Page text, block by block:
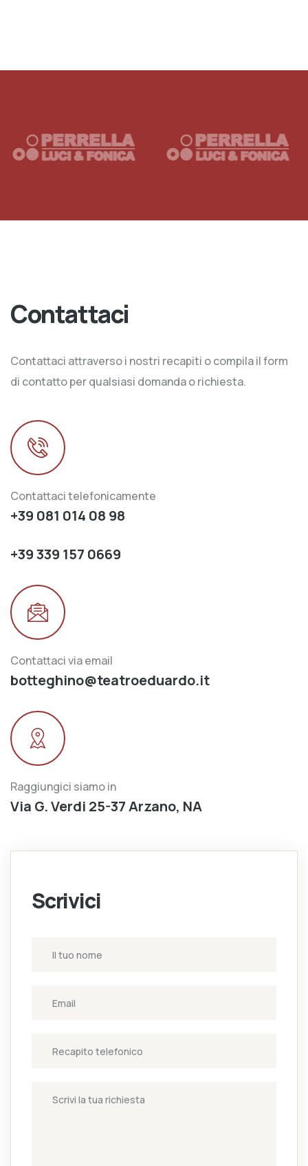
Contattaci
Contattaci attraverso i nostri recapiti o compila il form
di contatto per qualsiasi domanda o richiesta.
Contattaci telefonicamente
+39 081 014 08 98
+39 339 157 0669
Contattaci via email
botteghino@teatroeduardo.it
Raggiungici siamo in
Via G. Verdi 25-37 Arzano, NA
Scrivici